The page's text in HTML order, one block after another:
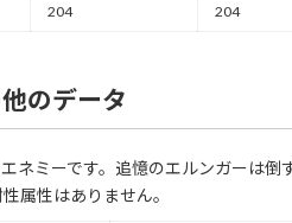
204 204
のデータ
ネミーです。追憶のエルンガーは倒
属性はありません。